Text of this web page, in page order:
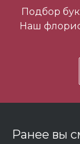
Подбор
Наш
Ранее вы